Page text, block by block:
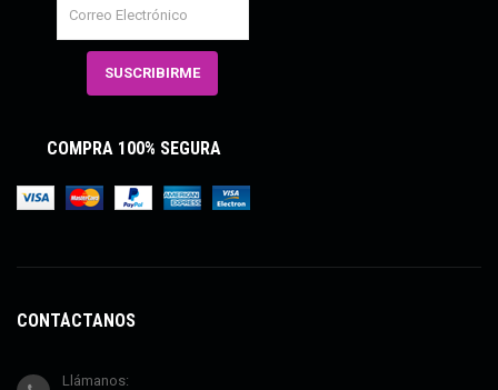
COMPRA 100% SEGURA
CONTÁCTANOS
Llámanos: